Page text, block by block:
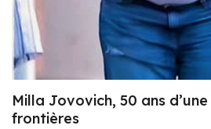
Milla Jovovich, 50 ans
frontières